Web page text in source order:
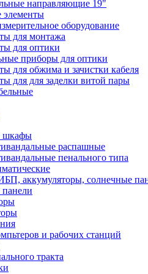
направляющие 19"
оборудование
для монтажа
для оптики
приборы для оптики
для обжима и зачистки кабеля
для для заделки витой пары
шкафы
распашные
пенального типа
аккумуляторы, солнечные
и рабочих станций
тракта